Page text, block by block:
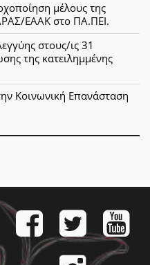
μέλους της
ΕΑΑΚ στο ΠΑ.ΠΕΙ.
στους/ις 31
της κατειλημμένης
Κοινωνική Επανάσταση